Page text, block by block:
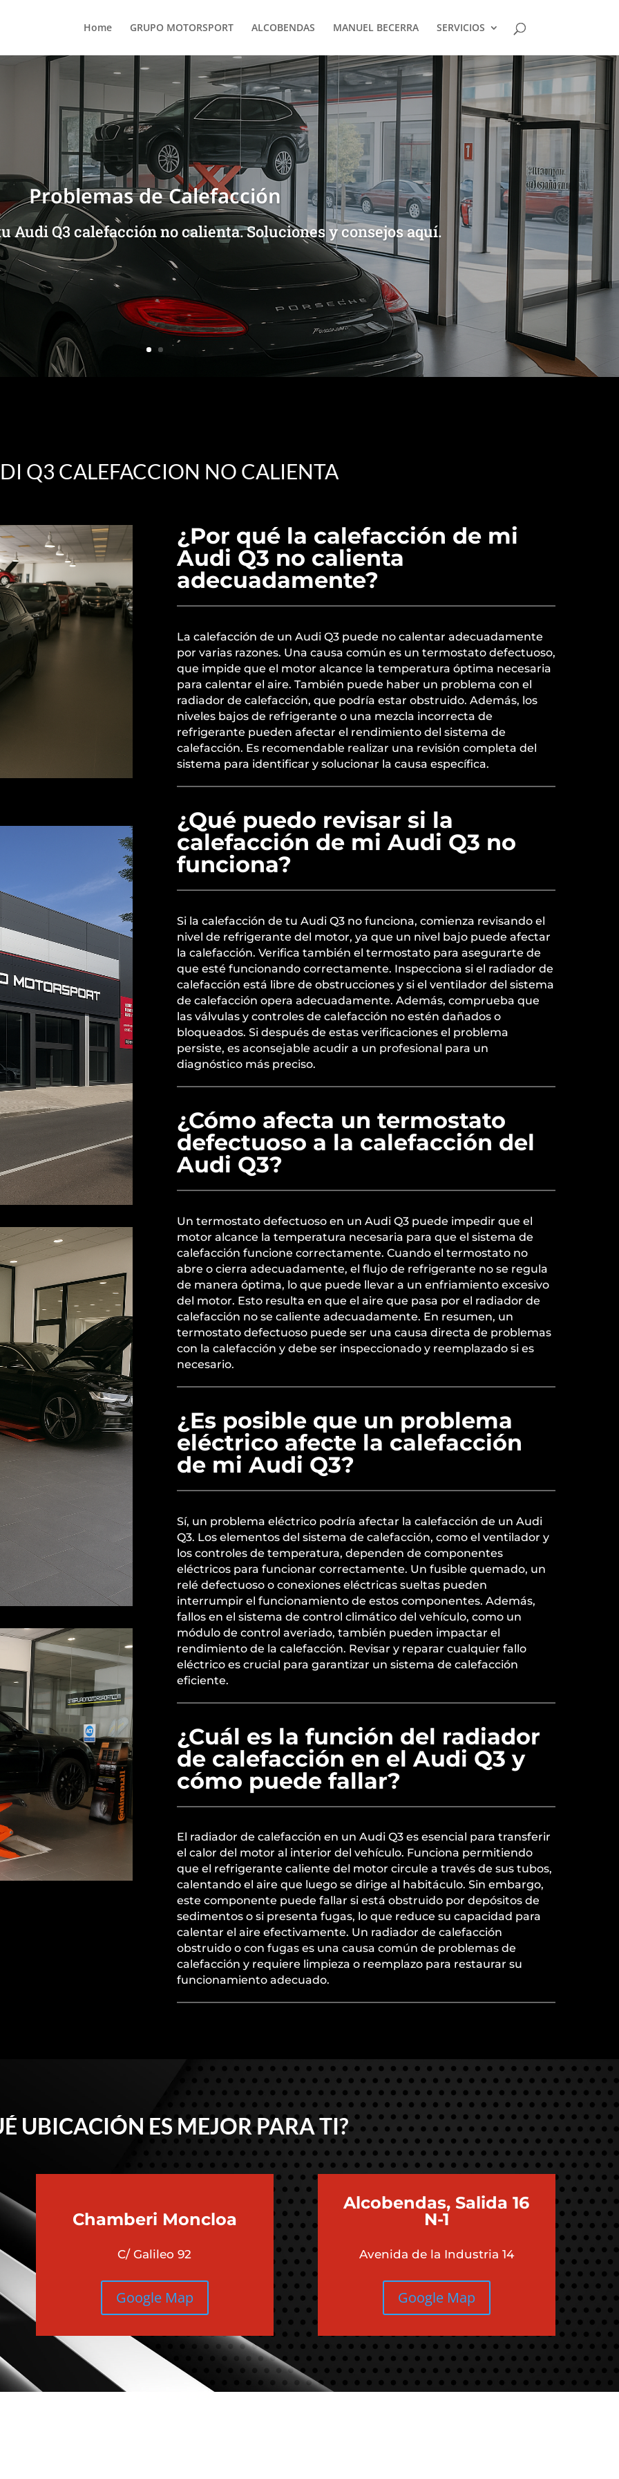
Home GRUPO MOTORSPORT ALCOBENDAS MANUEL BECERRA SERVICIOS
Problemas de Calefacción
Audi Q3 calefacción no calienta. Soluciones y consejos aquí.
Q3 CALEFACCION NO CALIENTA
¿Por qué la calefacción de mi
Audi Q3 no calienta
adecuadamente?
La calefacción de un Audi Q3 puede no calentar adecuadamente
por varias razones. Una causa común es un termostato defectuoso,
que impide que el motor alcance la temperatura óptima necesaria
para calentar el aire. También puede haber un problema con el
radiador de calefacción, que podría estar obstruido. Además, los
niveles bajos de refrigerante o una mezcla incorrecta de
refrigerante pueden afectar el rendimiento del sistema de
calefacción. Es recomendable realizar una revisión completa del
sistema para identificar y solucionar la causa específica.
¿Qué puedo revisar si la
calefacción de mi Audi Q3 no
funciona?
Si la calefacción de tu Audi Q3 no funciona, comienza revisando el
nivel de refrigerante del motor, ya que un nivel bajo puede afectar
la calefacción. Verifica también el termostato para asegurarte de
que esté funcionando correctamente. Inspecciona si el radiador de
calefacción está libre de obstrucciones y si el ventilador del sistema
de calefacción opera adecuadamente. Además, comprueba que
las válvulas y controles de calefacción no estén dañados o
bloqueados. Si después de estas verificaciones el problema
persiste, es aconsejable acudir a un profesional para un
diagnóstico más preciso.
¿Cómo afecta un termostato
defectuoso a la calefacción del
Audi Q3?
Un termostato defectuoso en un Audi Q3 puede impedir que el
motor alcance la temperatura necesaria para que el sistema de
calefacción funcione correctamente. Cuando el termostato no
abre o cierra adecuadamente, el flujo de refrigerante no se regula
de manera óptima, lo que puede llevar a un enfriamiento excesivo
del motor. Esto resulta en que el aire que pasa por el radiador de
calefacción no se caliente adecuadamente. En resumen, un
termostato defectuoso puede ser una causa directa de problemas
con la calefacción y debe ser inspeccionado y reemplazado si es
necesario.
¿Es posible que un problema
eléctrico afecte la calefacción
de mi Audi Q3?
Sí, un problema eléctrico podría afectar la calefacción de un Audi
Q3. Los elementos del sistema de calefacción, como el ventilador y
los controles de temperatura, dependen de componentes
eléctricos para funcionar correctamente. Un fusible quemado, un
relé defectuoso o conexiones eléctricas sueltas pueden
interrumpir el funcionamiento de estos componentes. Además,
fallos en el sistema de control climático del vehículo, como un
módulo de control averiado, también pueden impactar el
rendimiento de la calefacción. Revisar y reparar cualquier fallo
eléctrico es crucial para garantizar un sistema de calefacción
eficiente.
¿Cuál es la función del radiador
de calefacción en el Audi Q3 y
cómo puede fallar?
El radiador de calefacción en un Audi Q3 es esencial para transferir
el calor del motor al interior del vehículo. Funciona permitiendo
que el refrigerante caliente del motor circule a través de sus tubos,
calentando el aire que luego se dirige al habitáculo. Sin embargo,
este componente puede fallar si está obstruido por depósitos de
sedimentos o si presenta fugas, lo que reduce su capacidad para
calentar el aire efectivamente. Un radiador de calefacción
obstruido o con fugas es una causa común de problemas de
calefacción y requiere limpieza o reemplazo para restaurar su
funcionamiento adecuado.
UBICACIÓN ES MEJOR PARA TI?
Chamberi Moncloa
C/ Galileo 92
Google Map
Alcobendas, Salida 16
N-1
Avenida de la Industria 14
Google Map